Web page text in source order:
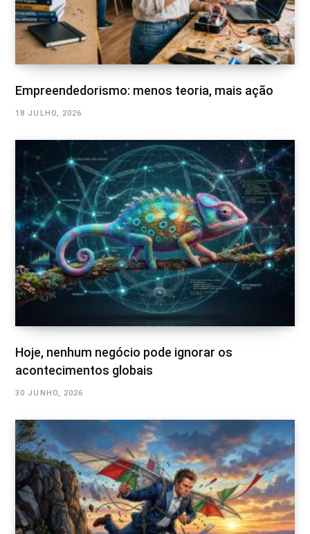
Empreendedorismo: menos teoria, mais ação
18 JULHO, 2026
Hoje, nenhum negócio pode ignorar os
acontecimentos globais
30 JUNHO, 2026